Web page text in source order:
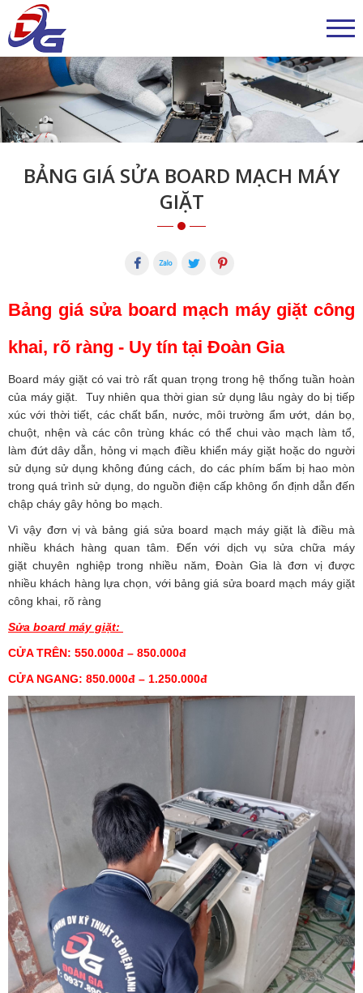
BẢNG GIÁ SỬA BOARD MẠCH MÁY
GIẶT
Bảng giá sửa board mạch máy giặt công
khai, rõ ràng - Uy tín tại Đoàn Gia
Board máy giặt có vai trò rất quan trọng trong hệ thống tuần hoàn
của máy giặt. Tuy nhiên qua thời gian sử dụng lâu ngày do bị tiếp
xúc với thời tiết, các chất bẩn, nước, môi trường ẩm ướt, dán bọ,
chuột, nhện và các côn trùng khác có thể chui vào mạch làm tổ,
làm đứt dây dẫn, hỏng vi mạch điều khiển máy giặt hoặc do người
sử dụng sử dụng không đúng cách, do các phím bấm bị hao mòn
trong quá trình sử dụng, do nguồn điện cấp không ổn định dẫn đến
chập cháy gây hỏng bo mạch.
Vì vậy đơn vị và bảng giá sửa board mạch máy giặt là điều mà
nhiều khách hàng quan tâm. Đến với dịch vụ sửa chữa máy
giặt chuyên nghiệp trong nhiều năm,Đoàn Gia là đơn vị được
nhiều khách hàng lựa chọn, với bảng giá sửa board mạch máy giặt
công khai, rõ ràng
Sửa board máy giặt:
CỬA TRÊN: 550.000đ – 850.000đ
CỬA NGANG: 850.000đ – 1.250.000đ